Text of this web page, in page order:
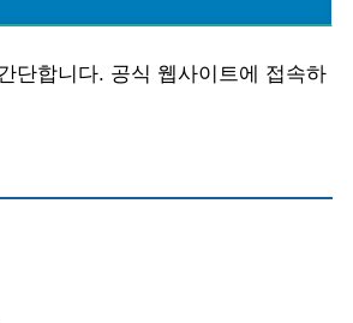
단합니다. 공식 웹사이트에 접속하